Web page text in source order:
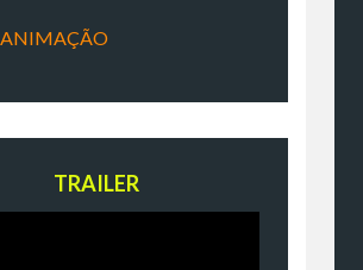
ANIMAÇÃO
TRAILER